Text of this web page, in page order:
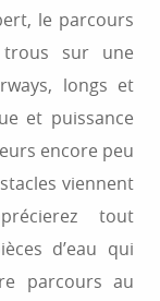
le parcours
sur une
longs et
et puissance
encore peu
viennent
tout
d’eau qui
parcours au